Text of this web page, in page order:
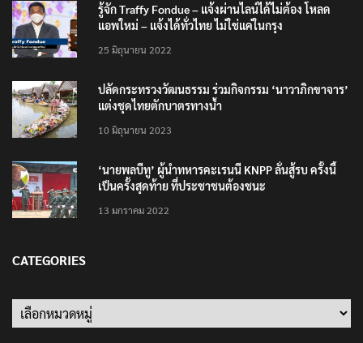
รู้จัก Traffy Fondue – แจ้งผ่านไลน์ได้ไม่ต้อง โหลด
แอพใหม่ – แจ้งได้ทั่วไทย ไม่ใช่แค่ในกรุง
25 มิถุนายน 2022
ปลัดกระทรวงวัฒนธรรม ร่วมกิจกรรม ‘นาวาภิกขาจาร’
แต่งชุดไทยตักบาตรทางน้ำ
10 มิถุนายน 2023
‘นายพลบีทู’ ผู้นำทหารคะเรนนี KNPP ลั่นสู้รบ ครั้งนี้
เป็นครั้งสุดท้าย ที่ประชาชนต้องชนะ
13 มกราคม 2022
CATEGORIES
Categories